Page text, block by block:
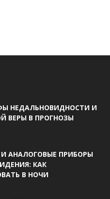
НЕДАЛЬНОВИДНОСТИ И
ВЕРЫ В ПРОГНОЗЫ
АНАЛОГОВЫЕ ПРИБОРЫ
КАК
В НОЧИ